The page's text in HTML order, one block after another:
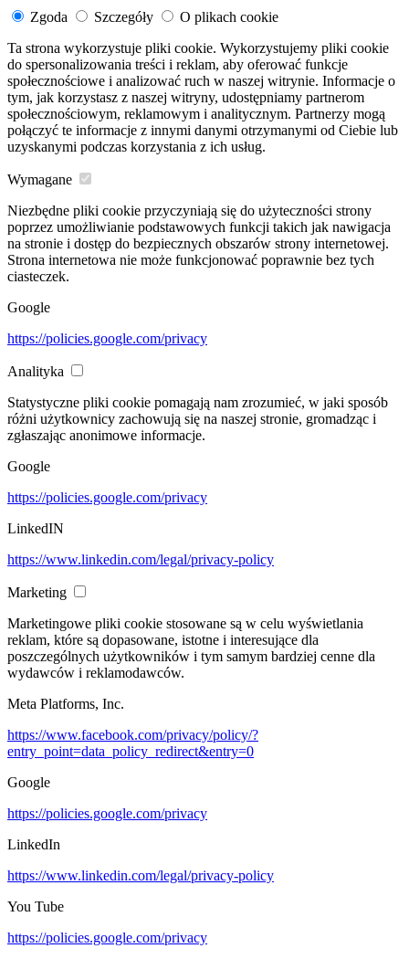
Zgoda Szczegóły
O plikach cookie
Ta strona wykorzystuje pliki cookie. Wykorzystujemy pliki cookie
do spersonalizowania treści i reklam, aby oferować funkcje
społecznościowe i analizować ruch w naszej witrynie. Informacje o
tym, jak korzystasz z naszej witryny, udostępniamy partnerom
społecznościowym, reklamowym i analitycznym. Partnerzy mogą
połączyć te informacje z innymi danymi otrzymanymi od Ciebie lub
uzyskanymi podczas korzystania z ich usług.
Wymagane
Niezbędne pliki cookie przyczyniają się do użyteczności strony
poprzez umożliwianie podstawowych funkcji takich jak nawigacja
na stronie i dostęp do bezpiecznych obszarów strony internetowej.
Strona internetowa nie może funkcjonować poprawnie bez tych
ciasteczek.
Google
https://policies.google.com/privacy
Analityka
Statystyczne pliki cookie pomagają nam zrozumieć, w jaki sposób
różni użytkownicy zachowują się na naszej stronie, gromadząc i
zgłaszając anonimowe informacje.
Google
https://policies.google.com/privacy
LinkedIN
https://www.linkedin.com/legal/privacy-policy
Marketing
Marketingowe pliki cookie stosowane są w celu wyświetlania
reklam, które są dopasowane, istotne i interesujące dla
poszczególnych użytkowników i tym samym bardziej cenne dla
wydawców i reklamodawców.
Meta Platforms, Inc.
https://www.facebook.com/privacy/policy/?
entry_point=data_policy_redirect&entry=0
Google
https://policies.google.com/privacy
LinkedIn
https://www.linkedin.com/legal/privacy-policy
You Tube
https://policies.google.com/privacy